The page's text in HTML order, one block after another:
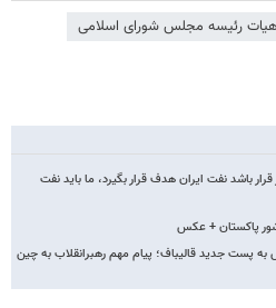
هیات رئیسه مجلس شورای اسلامی
باشد نفت ایران هدف قرار بگیرد، ما باید نفت
کشور پاکستان + عکس
پست جدید قالیباف؛ پیام مهم رهبرانقلاب به چین